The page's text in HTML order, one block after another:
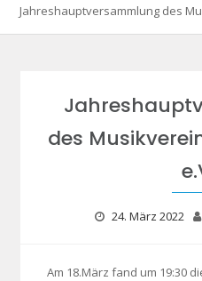
Jahreshauptversammlung des
des
24. März 2022
Am 18.März fand um 19:30